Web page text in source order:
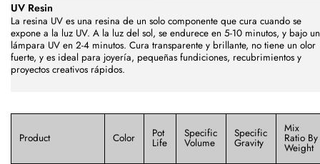
UV Resin
La resina UV es una resina de un solo componente que cura cuando se
expone a la luz UV. A la luz del sol, se endurece en 5-10 minutos, y bajo
lámpara UV en 2-4 minutos. Cura transparente y brillante, no tiene un olor
fuerte, y es ideal para joyería, pequeñas fundiciones, recubrimientos y
proyectos creativos rápidos.
Product Color Pot
Life
Specific
Volume
Specific
Gravity
Mix
Ratio By
Weight